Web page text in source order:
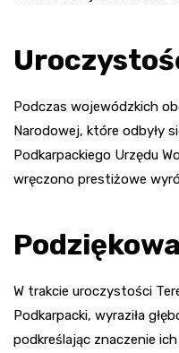
Podczas wojewódzkich
Narodowej, które odbyły
Podkarpackiego Urzędu
wręczono prestiżowe
W trakcie uroczystości
Podkarpacki, wyraziła
podkreślając znaczenie